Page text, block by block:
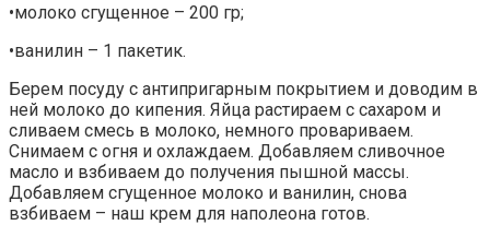
•молоко сгущенное – 200 гр;
•ванилин – 1 пакетик.
Берем посуду с антипригарным покрытием и доводим в
ней молоко до кипения. Яйца растираем с сахаром и
сливаем смесь в молоко, немного провариваем.
Снимаем с огня и охлаждаем. Добавляем сливочное
масло и взбиваем до получения пышной массы.
Добавляем сгущенное молоко и ванилин, снова
взбиваем – наш крем для наполеона готов.